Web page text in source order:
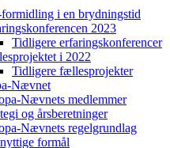
i en brydningstid
2023
Tidligere erfaringskonferencer
i 2022
Tidligere fællesprojekter
Nævnet
Nævnets medlemmer
og årsberetninger
Nævnets regelgrundlag
formål